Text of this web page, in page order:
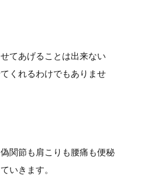
てあげることは出来ない
くれるわけでもありませ
関節も肩こりも腰痛も便秘
いきます。